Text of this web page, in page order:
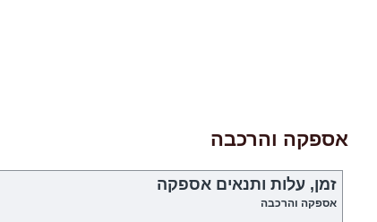
אספקה והרכבה
זמן, עלות ותנאים אספקה
אספקה והרכבה